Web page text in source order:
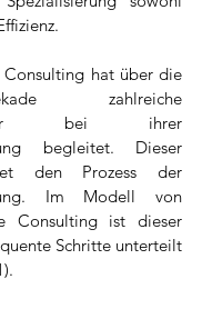
hat über die
zahlreiche
bei ihrer
begleitet. Dieser
den Prozess der
Im Modell von
Consulting ist dieser
Schritte unterteilt